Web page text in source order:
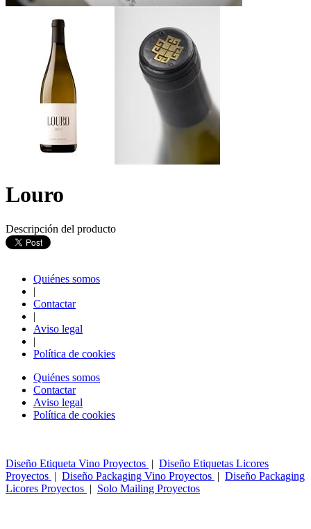
Louro
Descripción del producto
Quiénes somos
|
Contactar
|
Aviso legal
|
Política de cookies
Quiénes somos
Contactar
Aviso legal
Política de cookies
Diseño Etiqueta Vino Proyectos | Diseño Etiquetas Licores
Proyectos | Diseño Packaging Vino Proyectos | Diseño Packaging
Licores Proyectos | Solo Mailing Proyectos